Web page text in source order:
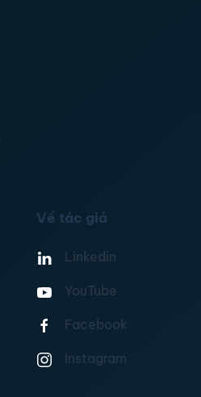
Về tác giả
Linkedin
YouTube
Facebook
Instagram